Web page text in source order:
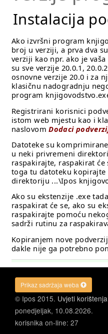
Prikaz sadržaja weba
© Ipos 2015. Uvjeti korištenja
ponedjeljak, 10.08.2026.
korisnika on-line: 27